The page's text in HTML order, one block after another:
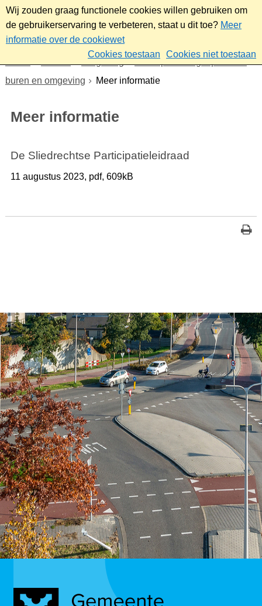
Wij zouden graag functionele cookies willen gebruiken om
de gebruikerservaring te verbeteren, staat u dit toe? Meer
informatie over de cookiewet
Cookies toestaan
Cookies niet toestaan
Omgeving
Participatie: in gesprek met
buren en omgeving
Meer informatie
Meer informatie
De Sliedrechtse Participatieleidraad
11 augustus 2023, pdf, 609kB